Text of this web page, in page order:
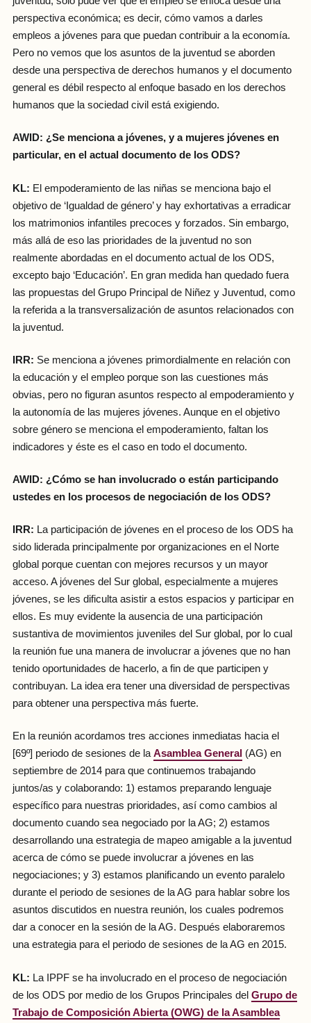
perspectiva económica; es decir, cómo vamos a darles
empleos a jóvenes para que puedan contribuir a la economía.
Pero no vemos que los asuntos de la juventud se aborden
desde una perspectiva de derechos humanos y el documento
general es débil respecto al enfoque basado en los derechos
humanos que la sociedad civil está exigiendo.
AWID: ¿Se menciona a jóvenes, y a mujeres jóvenes en
particular, en el actual documento de los ODS?
KL: El empoderamiento de las niñas se menciona bajo el
objetivo de ‘Igualdad de género’ y hay exhortativas a erradicar
los matrimonios infantiles precoces y forzados. Sin embargo,
más allá de eso las prioridades de la juventud no son
realmente abordadas en el documento actual de los ODS,
excepto bajo ‘Educación’. En gran medida han quedado fuera
las propuestas del Grupo Principal de Niñez y Juventud, como
la referida a la transversalización de asuntos relacionados con
la juventud.
IRR: Se menciona a jóvenes primordialmente en relación con
la educación y el empleo porque son las cuestiones más
obvias, pero no figuran asuntos respecto al empoderamiento y
la autonomía de las mujeres jóvenes. Aunque en el objetivo
sobre género se menciona el empoderamiento, faltan los
indicadores y éste es el caso en todo el documento.
AWID: ¿Cómo se han involucrado o están participando
ustedes en los procesos de negociación de los ODS?
IRR: La participación de jóvenes en el proceso de los ODS ha
sido liderada principalmente por organizaciones en el Norte
global porque cuentan con mejores recursos y un mayor
acceso. A jóvenes del Sur global, especialmente a mujeres
jóvenes, se les dificulta asistir a estos espacios y participar en
ellos. Es muy evidente la ausencia de una participación
sustantiva de movimientos juveniles del Sur global, por lo cual
la reunión fue una manera de involucrar a jóvenes que no han
tenido oportunidades de hacerlo, a fin de que participen y
contribuyan. La idea era tener una diversidad de perspectivas
para obtener una perspectiva más fuerte.
En la reunión acordamos tres acciones inmediatas hacia el
[69º] periodo de sesiones de laAsamblea General (AG) en
septiembre de 2014 para que continuemos trabajando
juntos/as y colaborando: 1) estamos preparando lenguaje
específico para nuestras prioridades, así como cambios al
documento cuando sea negociado por la AG; 2) estamos
desarrollando una estrategia de mapeo amigable a la juventud
acerca de cómo se puede involucrar a jóvenes en las
negociaciones; y 3) estamos planificando un evento paralelo
durante el periodo de sesiones de la AG para hablar sobre los
asuntos discutidos en nuestra reunión, los cuales podremos
dar a conocer en la sesión de la AG. Después elaboraremos
una estrategia para el periodo de sesiones de la AG en 2015.
KL: La IPPF se ha involucrado en el proceso de negociación
de los ODS por medio de los Grupos Principales del Grupo de
Trabajo de Composición Abierta (OWG) de la Asamblea